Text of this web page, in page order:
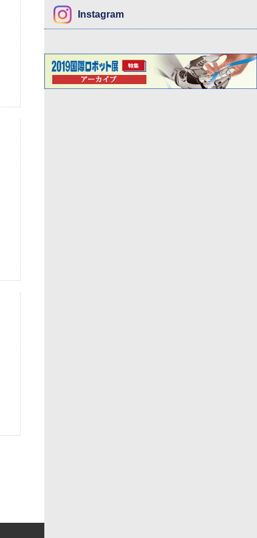
Instagram